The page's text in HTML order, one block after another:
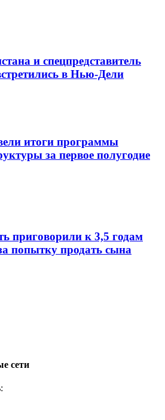
и спецпредставитель
в Нью-Дели
итоги программы
за первое полугодие
приговорили к 3,5 годам
попытку продать сына
сети